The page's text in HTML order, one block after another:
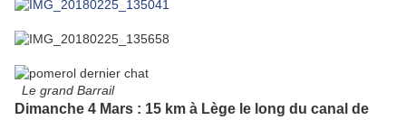
Le grand Barrail
Dimanche 4 Mars : 15 km à Lège le long du canal de